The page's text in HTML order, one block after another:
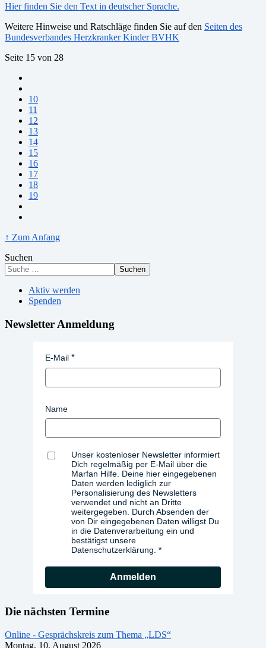
Hier finden Sie den Text in deutscher Sprache.
Weitere Hinweise und Ratschläge finden Sie auf den Seiten des
Bundesverbandes Herzkranker Kinder BVHK
Seite 15 von 28
10
11
12
13
14
15
16
17
18
19
↑ Zum Anfang
Suchen
Suchen
Aktiv werden
Spenden
Newsletter Anmeldung
E-Mail
Name
Unser kostenloser Newsletter informiert
Dich regelmäßig per E-Mail über die
Marfan Hilfe. Deine hier eingegebenen
Daten werden lediglich zur
Personalisierung des Newsletters
verwendet und nicht an Dritte
weitergegeben. Durch Absenden der
von Dir eingegebenen Daten willigst Du
in die Datenverarbeitung ein und
bestätigst unsere
Datenschutzerklärung.
Anmelden
Die nächsten Termine
Online - Gesprächskreis zum Thema „LDS“
Montag, 10. August 2026